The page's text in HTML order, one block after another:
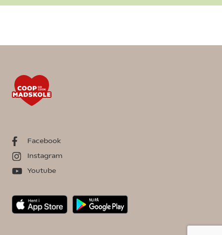
Facebook
Instagram
Youtube